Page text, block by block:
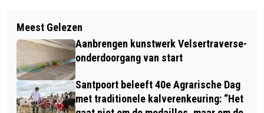
GEWONDE BIJ STEEKPARTIJ AAN DE
MAASSTRAAT IN IJMUIDEN
NIEUWSLEZER ANNE-MARIE ROZING
EN KLIMAATVERSLAGGEVER JEROEN
KRAAN DOEN ONTHULLEND
ONDERZOEK NAAR TATA STEEL
Meest Gelezen
Aanbrengen kunstwerk Velsertraverse-
onderdoorgang van start
Santpoort beleeft 40e Agrarische Dag
met traditionele kalverenkeuring: “Het